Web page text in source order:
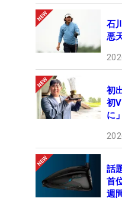
石
悪
初
初
に
話
首
週